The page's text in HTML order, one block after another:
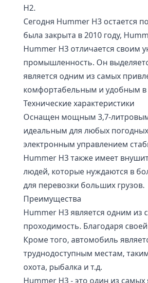
H2.
Сегодня Hummer H3 остается
была закрыта в 2010 году,
Hummer H3 отличается своим
промышленность. Он
является одним из самых
комфортабельным и удобным в
Технические характеристики
Оснащен мощным 3,7-литровым
идеальным для любых
электронным управлением
Hummer H3 также имеет
людей, которые нуждаются в
для перевозки больших грузов.
Преимущества
Hummer H3 является одним
проходимость. Благодаря
Кроме того, автомобиль
труднодоступным местам,
охота, рыбалка и т.д.
Hummer H3 - это один из